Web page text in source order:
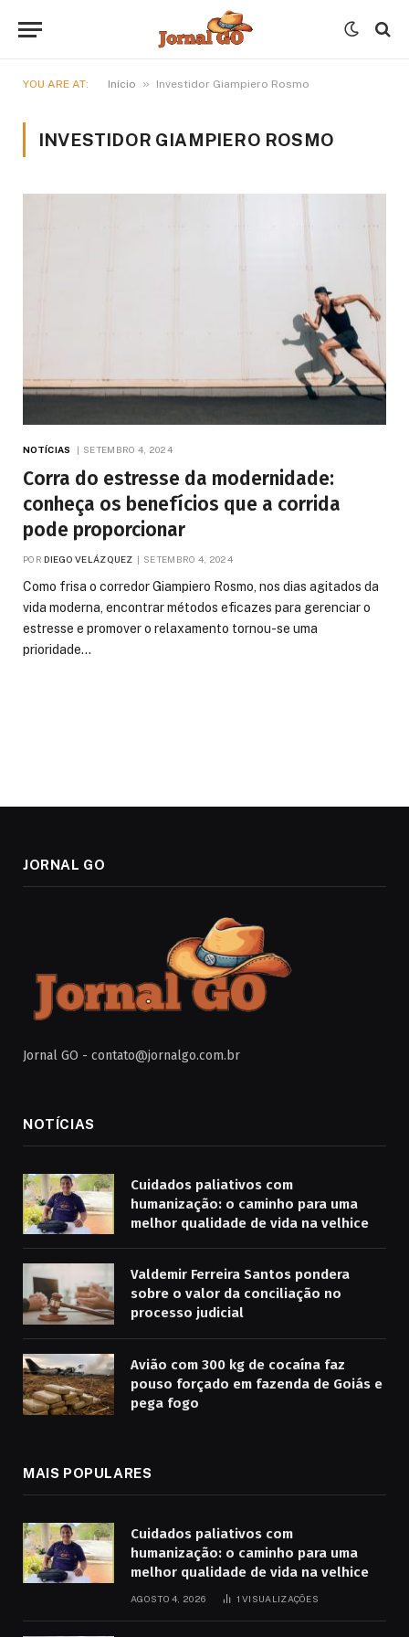
YOU ARE AT: Início » Investidor Giampiero Rosmo
INVESTIDOR GIAMPIERO ROSMO
NOTÍCIAS SETEMBRO 4, 2024
Corra do estresse da modernidade:
conheça os benefícios que a corrida
pode proporcionar
POR DIEGO VELÁZQUEZ SETEMBRO 4, 2024
Como frisa o corredor Giampiero Rosmo, nos dias agitados da
vida moderna, encontrar métodos eficazes para gerenciar o
estresse e promover o relaxamento tornou-se uma
prioridade…
JORNAL GO
Jornal GO - contato@jornalgo.com.br
NOTÍCIAS
Cuidados paliativos com
humanização: o caminho para uma
melhor qualidade de vida na velhice
Valdemir Ferreira Santos pondera
sobre o valor da conciliação no
processo judicial
Avião com 300 kg de cocaína faz
pouso forçado em fazenda de Goiás e
pega fogo
MAIS POPULARES
Cuidados paliativos com
humanização: o caminho para uma
melhor qualidade de vida na velhice
AGOSTO 4, 2026 1VISUALIZAÇÕES